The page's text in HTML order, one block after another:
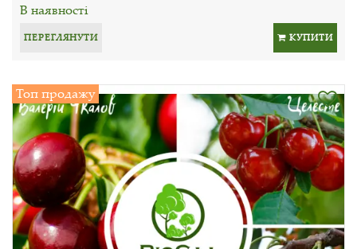
В наявності
ПЕРЕГЛЯНУТИ КУПИТИ
Топ продажу